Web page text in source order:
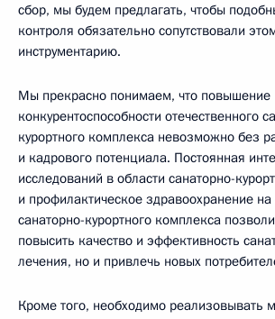
сбор, мы будем предлагать, чтобы
контроля обязательно сопутствовали
инструментарию.
Мы прекрасно понимаем, что повышение
конкурентоспособности отечественного
курортного комплекса невозможно без
и кадрового потенциала. Постоянная
исследований в области санаторно-
и профилактическое здравоохранение на
санаторно-курортного комплекса
повысить качество и эффективность
лечения, но и привлечь новых
Кроме того, необходимо реализовывать